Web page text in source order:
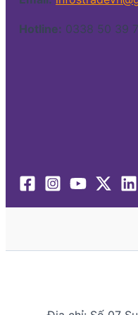
Hotline: 0338 50 39